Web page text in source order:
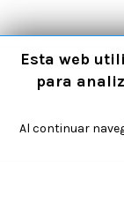
Esta web
para
Al continuar